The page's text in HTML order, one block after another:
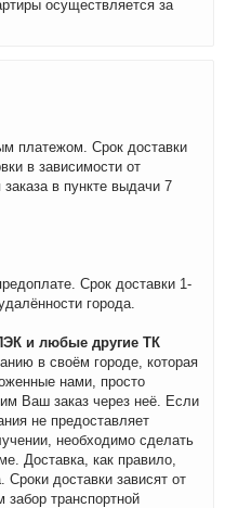
осуществляется за
платежом. Срок доставки
в зависимости от
в пункте выдачи 7
Срок доставки 1-
города.
и любые другие ТК
в своём городе, которая
нами, просто
Ваш заказ через неё. Если
не предоставляет
необходимо сделать
Доставка, как правило,
Сроки доставки зависят от
транспортной